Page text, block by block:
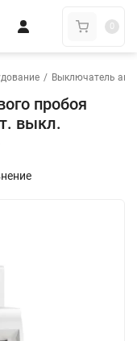
0
/ Выключатель
пробоя
выкл.